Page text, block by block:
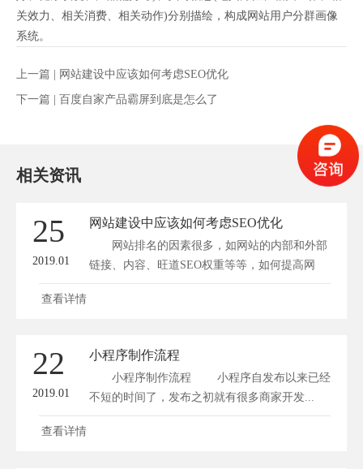
关效力、相关消费、相关动作)分别描绘，构成网站用户分群画像
系统。
上一篇 | 网站建设中应该如何考虑SEO优化
下一篇 | 百度自家产品霸屏到底是怎么了
相关资讯
25
2019.01
网站建设中应该如何考虑SEO优化
网站排名的因素很多，如网站的内部和外部
链接、内容、旺道SEO权重等等，如何提高网
站...
查看详情
22
2019.01
小程序制作流程
小程序制作流程 小程序自发布以来已经
不短的时间了，发布之初就有很多商家开发...
查看详情